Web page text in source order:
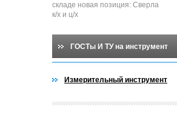
складе новая позиция: Сверла
к/х и ц/х
ГОСТы И ТУ на инструмент
Измерительный инструмент